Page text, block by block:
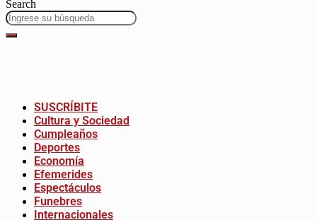
Search
SUSCRÍBITE
Cultura y Sociedad
Cumpleaños
Deportes
Economía
Efemerides
Espectáculos
Funebres
Internacionales